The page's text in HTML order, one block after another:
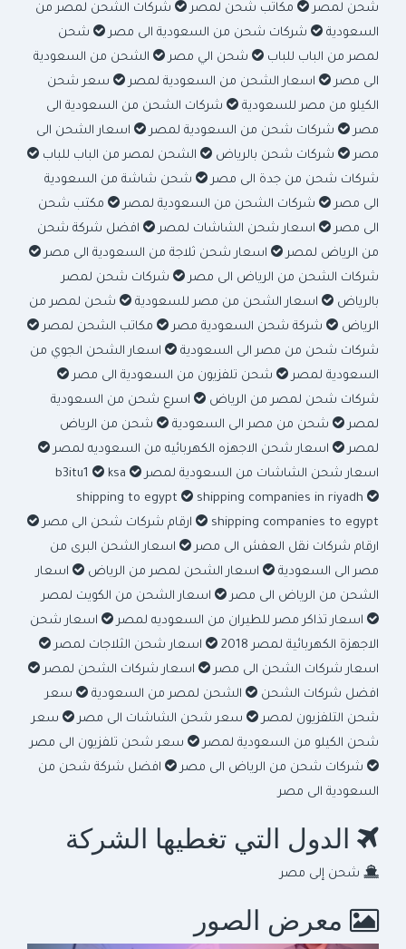
شحن لمصر
مكاتب شحن لمصر
شركات الشحن لمصر من
السعودية
شركات شحن من السعودية الى مصر
شحن
لمصر من الباب للباب
شحن الي مصر
الشحن من السعودية
الى مصر
اسعار الشحن من السعودية لمصر
سعر شحن
الكيلو من مصر للسعودية
شركات الشحن من السعودية الى
مصر
شركات شحن من السعودية لمصر
اسعار الشحن الى
مصر
شركات شحن بالرياض
الشحن لمصر من الباب للباب
شركات شحن من جدة الى مصر
شحن شاشة من السعودية
الى مصر
شركات الشحن من السعودية لمصر
مكتب شحن
الى مصر
اسعار شحن الشاشات لمصر
افضل شركة شحن
من الرياض لمصر
اسعار شحن ثلاجة من السعودية الى مصر
شركات الشحن من الرياض الى مصر
شركات شحن لمصر
بالرياض
اسعار الشحن من مصر للسعودية
شحن لمصر من
الرياض
شركة شحن السعودية مصر
مكاتب الشحن لمصر
شركات شحن من مصر الى السعودية
اسعار الشحن الجوي من
السعودية لمصر
شحن تلفزيون من السعودية الى مصر
شركات شحن لمصر من الرياض
اسرع شحن من السعودية
لمصر
شحن من مصر الى السعودية
شحن من الرياض
لمصر
اسعار شحن الاجهزه الكهربائيه من السعوديه لمصر
اسعار شحن الشاشات من السعودية لمصر
ksa
shipping to egypt
shipping companies in riyadh
shipping companies to egypt
ارقام شركات شحن الى مصر
ارقام شركات نقل العفش الى مصر
اسعار الشحن البرى من
مصر الى السعودية
اسعار الشحن لمصر من الرياض
اسعار
الشحن من الرياض الى مصر
اسعار الشحن من الكويت لمصر
اسعار تذاكر مصر للطيران من السعوديه لمصر
اسعار شحن
الاجهزة الكهربائية لمصر 2018
اسعار شحن الثلاجات لمصر
اسعار شركات الشحن الى مصر
اسعار شركات الشحن لمصر
افضل شركات الشحن
الشحن لمصر من السعودية
سعر
شحن التلفزيون لمصر
سعر شحن الشاشات الى مصر
سعر
شحن الكيلو من السعودية لمصر
سعر شحن تلفزيون الى مصر
شركات شحن من الرياض الى مصر
افضل شركة شحن من
السعودية الى مصر
الدول التي تغطيها الشركة
شحن إلى مصر
معرض الصور